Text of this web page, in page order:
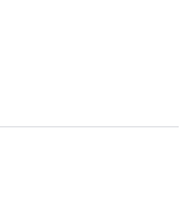
their life at sea.
was the perfect
from Mahe is well